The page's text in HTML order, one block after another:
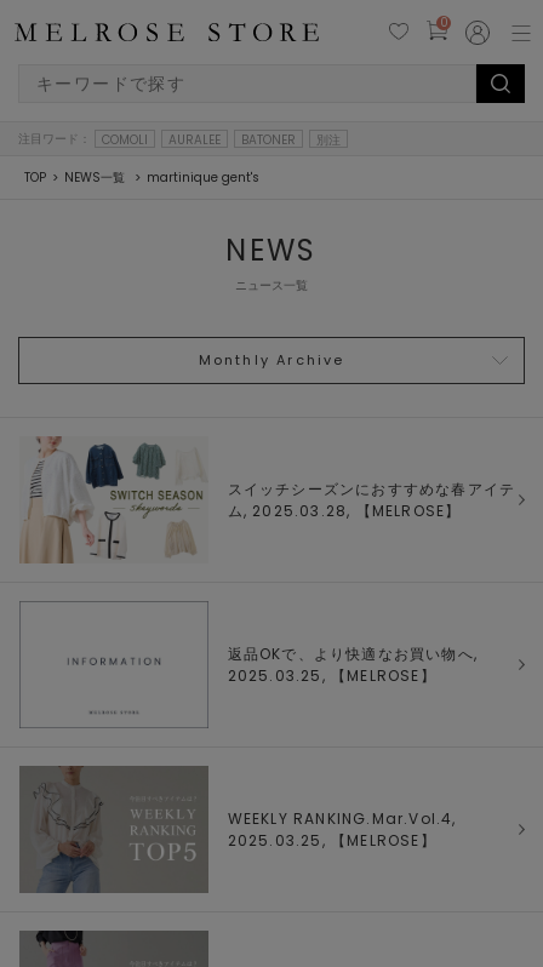
0
注目ワード： COMOLI AURALEE BATONER 別注
TOP NEWS一覧 martinique gent's
NEWS
ニュース一覧
Monthly Archive
スイッチシーズンにおすすめな春アイテ
ム, 2025.03.28, 【 MELROSE】
返品OKで、より快適なお買い物へ,
2025.03.25, 【 MELROSE 】
WEEKLY RANKING.Mar.Vol.4,
2025.03.25, 【 MELROSE 】